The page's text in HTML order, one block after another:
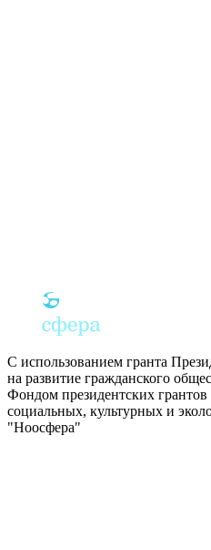
С использованием гранта
на развитие гражданского
Фондом президентских грантов
социальных, культурных и
"Ноосфера"